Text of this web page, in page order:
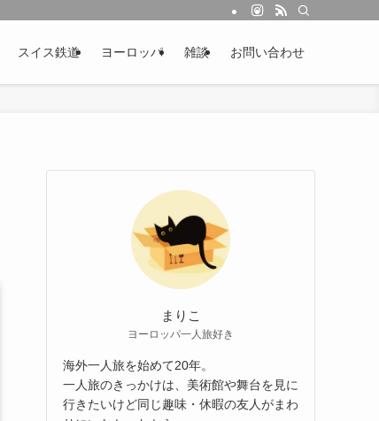
スイス鉄道 ヨーロッパ 雑談 お問い合わせ
まりこ
ヨーロッパ一人旅好き
海外一人旅を始めて20年。
一人旅のきっかけは、美術館や舞台を見に
行きたいけど同じ趣味・休暇の友人がまわ